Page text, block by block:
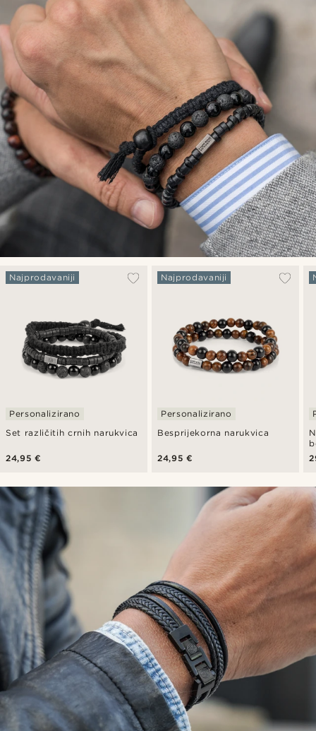
Set različitih crnih narukvica
Najprodavaniji
Personalizirano
24,95 €
Besprijekorna narukvica
Najprodavaniji
Personalizirano
24,95 €